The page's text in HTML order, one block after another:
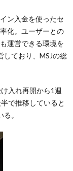
ン入金を使ったセ
化。ユーザーとの
運営できる環境を
しており、MSJの総
入れ再開から1週
で推移していると
。